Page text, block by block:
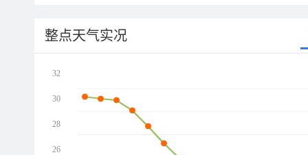
整点天气实况
32
30
28
26